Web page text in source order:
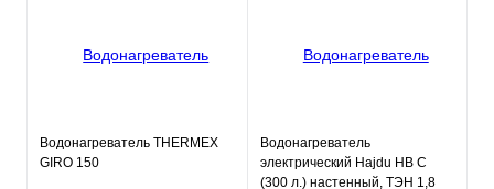
Водонагреватель THERMEX
GIRO 150
Водонагреватель
электрический Hajdu HB C
(300 л.) настенный, ТЭН 1,8